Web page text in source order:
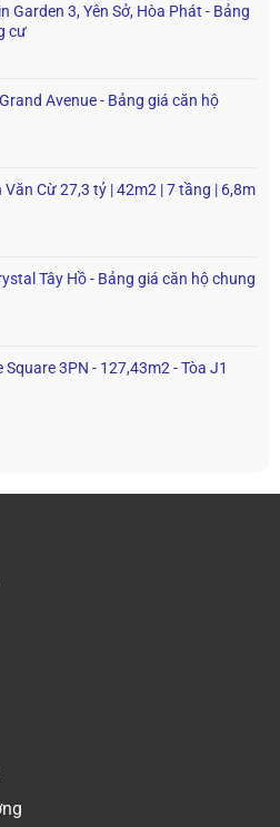
Garden 3, Yên Sở, Hòa Phát - Bảng
cư
Avenue - Bảng giá căn hộ
Văn Cừ 27,3 tỷ | 42m2 | 7 tầng | 6,8m
Tây Hồ - Bảng giá căn hộ chung
3PN - 127,43m2 - Tòa J1